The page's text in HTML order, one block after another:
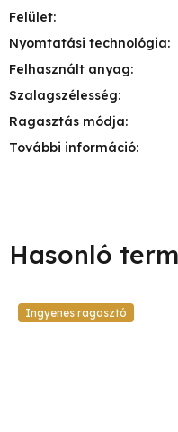
Felület:
Nyomtatási technológia:
Felhasznált anyag:
Szalagszélesség:
Ragasztás módja:
További információ:
Ingyenes ragasztó